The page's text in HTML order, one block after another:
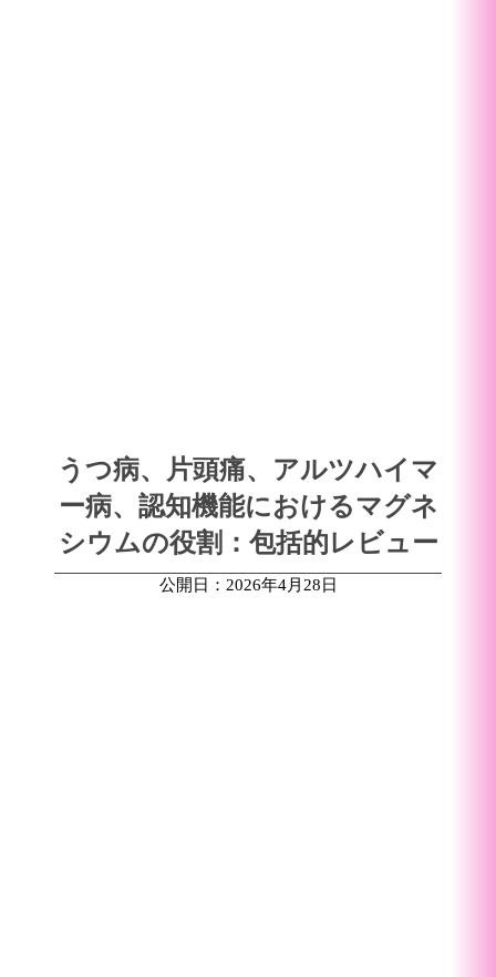
うつ病、片頭痛、アルツハイマ
ー病、認知機能におけるマグネ
シウムの役割：包括的レビュー
公開日：2026年4月28日